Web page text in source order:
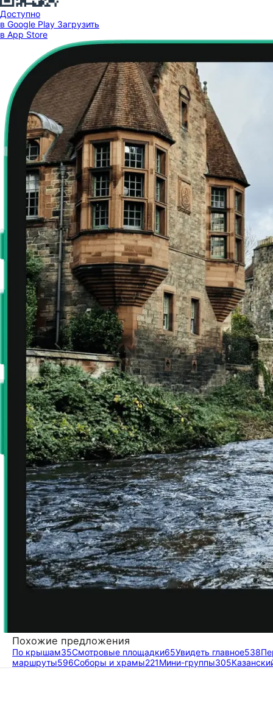
Доступно
в Google Play Загрузить
в App Store
Похожие предложения
По крышам35Смотровые площадки65Увидеть главное538
маршруты596Соборы и храмы221Мини-группы305